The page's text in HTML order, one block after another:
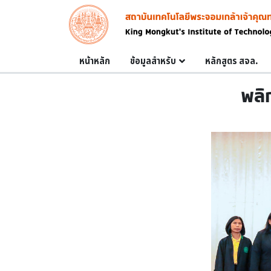
Skip to main content
Image
Main navigation
หน้าหลัก ข้อมูลสำหรับ หลักสูตร สจล.
พลิ